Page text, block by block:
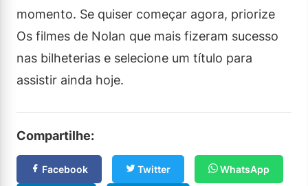
momento. Se quiser começar agora, priorize
Os filmes de Nolan que mais fizeram sucesso
nas bilheterias e selecione um título para
assistir ainda hoje.
Compartilhe:
Facebook Twitter WhatsApp